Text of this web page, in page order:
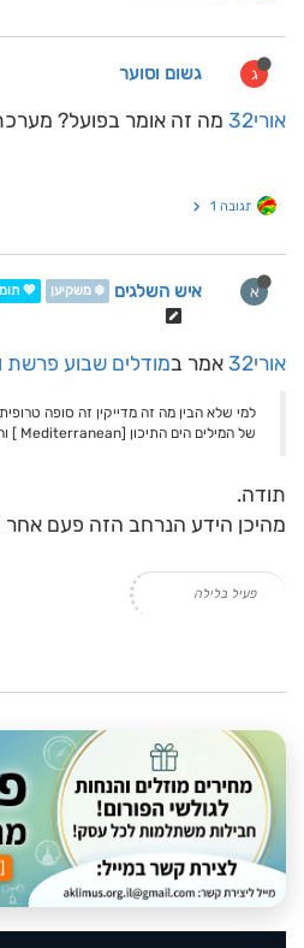
ג גשום וסוער
אורי32 מה זה אומר בפועל?
תגובה 1
א איש השלגים ❄️ משקיען 💖
אורי32 אמר במודלים שבוע פרשת
למי שלא הבין מה זה מדייקין זה סופה
של המילים הים התיכון [Mediterranean ] והוריקן [Hurricane]
תודה.
מהיכן הידע הנרחב הזה פעם
פעיל בלילה